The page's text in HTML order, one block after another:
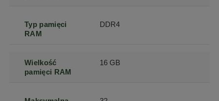
Typ pamięci
RAM
DDR4
Wielkość
pamięci RAM
16 GB